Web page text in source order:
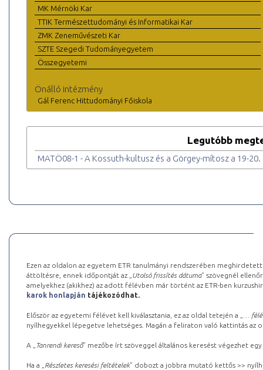
MK Mérnöki Kar
TTIK Természettudományi és Informatikai Kar
ZMK Zeneművészeti Kar
SZTE Szegedi Tudományegyetem
Összegyetemi
Önálló intézmény
Gál Ferenc Hittudományi Főiskola
Legutóbb
MATÖ08-1 - A Kossuth-kultusz és a Görgey-mítosz a 19-
Ezen az oldalon az egyetem ETR tanulmányi rendszerében
áttöltésre, ennek időpontját az „ Utolsó frissítés dátuma” szövegnél
amelyekhez (akikhez) az adott félévben már történt az ETR-ben
karok honlapján tájékozódhat.
Először az egyetemi félévet kell kiválasztania, ez az oldal tetején a „
…
nyílhegyekkel lépegetve lehetséges. Magán a feliraton való kattintás az
A „ Tanrendi kereső” mezőbe írt szöveggel általános keresést végezhet
Ha a „ Részletes keresési feltételek” dobozt a jobbra mutató kettős >>